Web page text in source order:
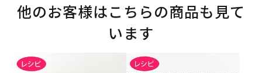
他のお客様はこちらの商品も見て
います